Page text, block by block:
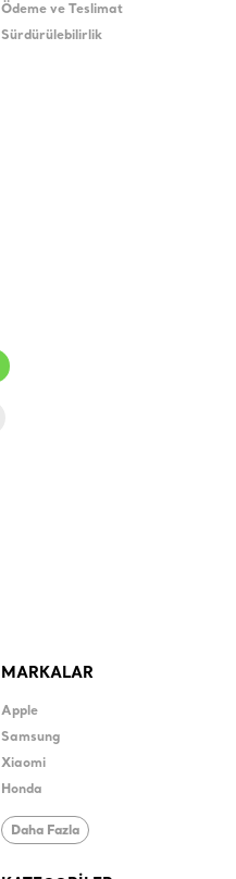
Ödeme ve Teslimat
Sürdürülebilirlik
MARKALAR
Apple
Samsung
Xiaomi
Honda
Daha Fazla